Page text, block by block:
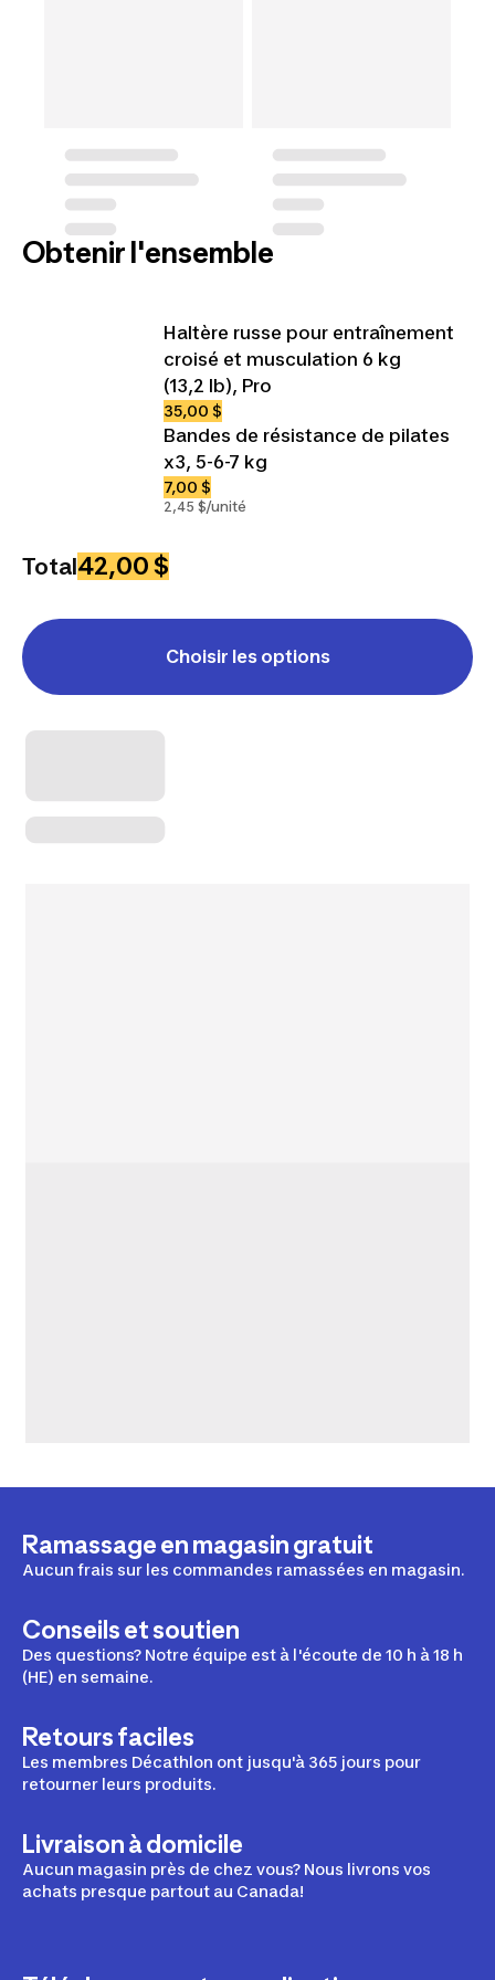
Obtenir l'ensemble
Haltère russe pour entraînement
croisé et musculation 6 kg
(13,2 lb), Pro
35,00 $
Bandes de résistance de pilates
x3, 5-6-7 kg
7,00 $
2,45 $/unité
Total42,00 $
Choisir les options
Ramassage en magasin gratuit
Aucun frais sur les commandes ramassées en magasin.
Conseils et soutien
Des questions? Notre équipe est à l'écoute de 10 h à 18 h
(HE) en semaine.
Retours faciles
Les membres Décathlon ont jusqu'à 365 jours pour
retourner leurs produits.
Livraison à domicile
Aucun magasin près de chez vous? Nous livrons vos
achats presque partout au Canada!